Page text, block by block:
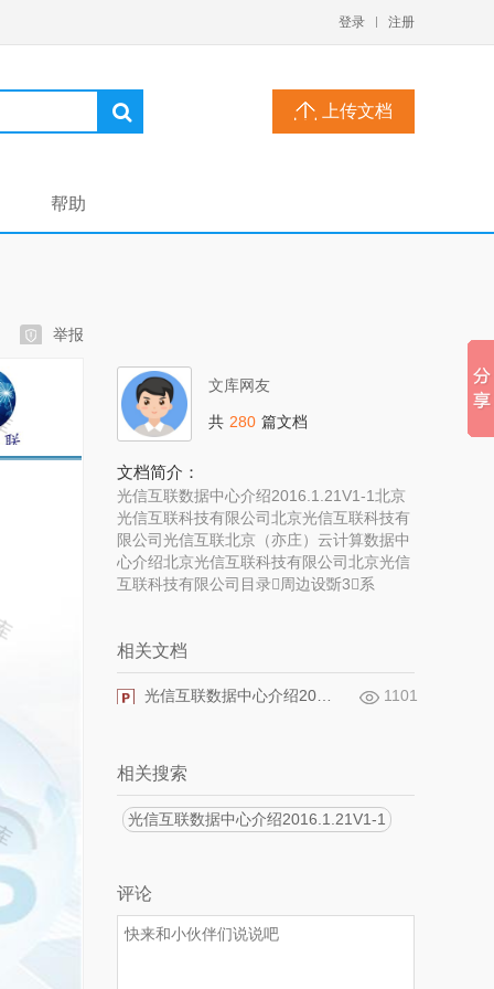
登录 注册
上传文档
帮助
举报
文库网友
共 280 篇文档
文档简介：
光信互联数据中心介绍2016.1.21V1-1北京
光信互联科技有限公司北京光信互联科技有
限公司光信互联北京（亦庄）云计算数据中
心介绍北京光信互联科技有限公司北京光信
互联科技有限公司目录周边设斲3系
相关文档
1101
相关搜索
光信互联数据中心介绍2016.1.21V1-1
评论